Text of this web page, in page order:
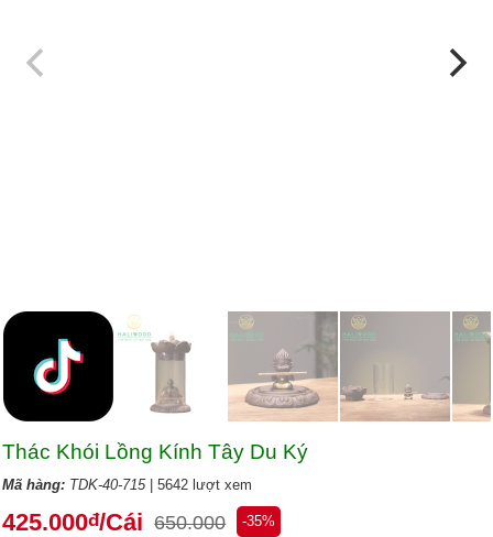
Thác Khói Lồng Kính Tây Du Ký
Mã hàng: TDK-40-715| 5642 lượt xem
425.000đ/Cái 650.000 -35%